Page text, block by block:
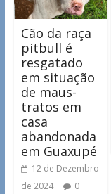
Cão da raça
pitbull é
resgatado
em situação
de maus-
tratos em
casa
abandonada
em Guaxupé
12 de Dezembro
de 2024
0